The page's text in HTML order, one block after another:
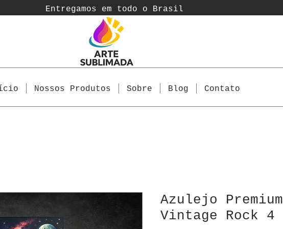
Entregamos em todo o Brasil
Nossos Produtos Sobre Blog Contato
Azulejo Premium
Vintage Rock 4